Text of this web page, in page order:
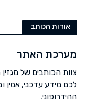
אודות הכותב
מערכת האתר
צוות הכותבים של מגזין
לכם מידע עדכני, אמין
ההידרופוני.